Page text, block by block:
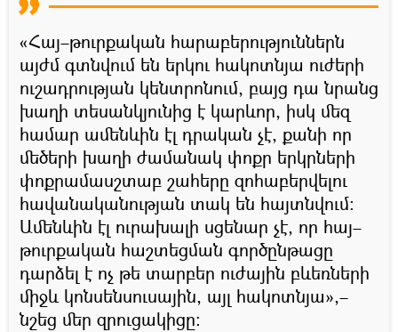
«Հայ–թուրքական հարաբերություններն
այժմ գտնվում են երկու հակոտնյա ուժերի
ուշադրության կենտրոնում, բայց դա նրանց
խաղի տեսանկյունից է կարևոր, իսկ մեզ
համար ամենևին էլ դրական չէ, քանի որ
մեծերի խաղի ժամանակ փոքր երկրների
փոքրամասշտաբ շահերը զոհաբերվելու
հավանականության տակ են հայտնվում։
Ամենևին էլ ուրախալի սցենար չէ, որ հայ–
թուրքական հաշտեցման գործընթացը
դարձել է ոչ թե տարբեր ուժային բևեռների
միջև կոնսենսուսային, այլ հակոտնյա»,–
նշեց մեր զրուցակիցը։